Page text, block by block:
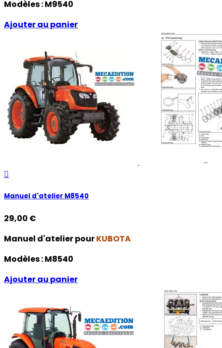
Modèles :M9540
Ajouter au panier

Manuel d'atelier M8540
29,00 €
Manuel d'atelier pourKUBOTA
Modèles :M8540
Ajouter au panier